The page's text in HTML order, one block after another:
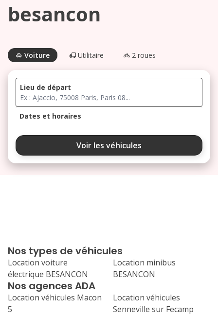
besancon
Voiture Utilitaire 2 roues
Lieu de départ
Dates et horaires
août 2026
ma me
24 25 26
31
septembre 2026
me je
ve
Voir les véhicules
Nos agences ADA
Location véhicules Macon
5
Location véhicules
Senneville sur Fecamp
Nos types de véhicules
Location voiture
électrique BESANCON
Location minibus
BESANCON
agences à
proximité